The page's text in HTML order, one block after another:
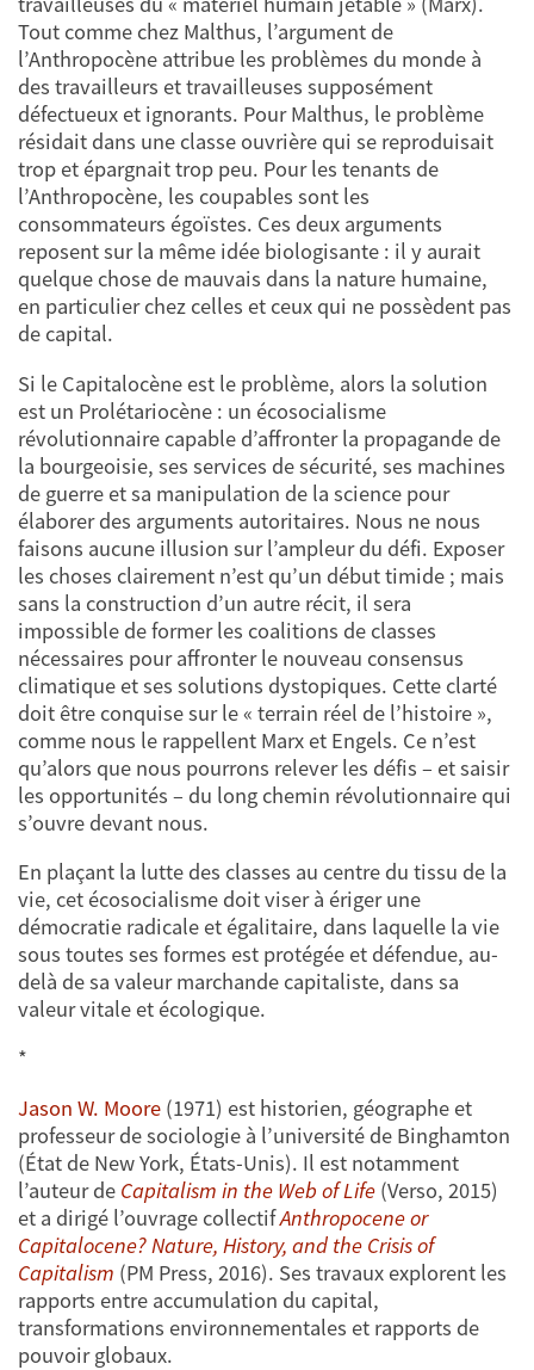
Tout comme chez Malthus, l’argument de
l’Anthropocène attribue les problèmes du monde à
des travailleurs et travailleuses supposément
défectueux et ignorants. Pour Malthus, le problème
résidait dans une classe ouvrière qui se reproduisait
trop et épargnait trop peu. Pour les tenants de
l’Anthropocène, les coupables sont les
consommateurs égoïstes. Ces deux arguments
reposent sur la même idée biologisante : il y aurait
quelque chose de mauvais dans la nature humaine,
en particulier chez celles et ceux qui ne possèdent pas
de capital.
Si le Capitalocène est le problème, alors la solution
est un Prolétariocène : un écosocialisme
révolutionnaire capable d’affronter la propagande de
la bourgeoisie, ses services de sécurité, ses machines
de guerre et sa manipulation de la science pour
élaborer des arguments autoritaires. Nous ne nous
faisons aucune illusion sur l’ampleur du défi. Exposer
les choses clairement n’est qu’un début timide ; mais
sans la construction d’un autre récit, il sera
impossible de former les coalitions de classes
nécessaires pour affronter le nouveau consensus
climatique et ses solutions dystopiques. Cette clarté
doit être conquise sur le « terrain réel de l’histoire »,
comme nous le rappellent Marx et Engels. Ce n’est
qu’alors que nous pourrons relever les défis – et saisir
les opportunités – du long chemin révolutionnaire qui
s’ouvre devant nous.
En plaçant la lutte des classes au centre du tissu de la
vie, cet écosocialisme doit viser à ériger une
démocratie radicale et égalitaire, dans laquelle la vie
sous toutes ses formes est protégée et défendue, au-
delà de sa valeur marchande capitaliste, dans sa
valeur vitale et écologique.
*
Jason W. Moore (1971) est historien, géographe et
professeur de sociologie à l’université de Binghamton
(État de New York, États-Unis). Il est notamment
l’auteur de Capitalism in the Web of Life (Verso, 2015)
et a dirigé l’ouvrage collectifAnthropocene or
Capitalocene? Nature, History, and the Crisis of
Capitalism (PM Press, 2016). Ses travaux explorent les
rapports entre accumulation du capital,
transformations environnementales et rapports de
pouvoir globaux.